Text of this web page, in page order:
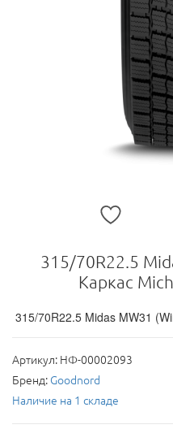
315/70R22.5
Каркас
315/70R22.5 Midas MW31
Артикул: НФ-00002093
Бренд: Goodnord
Наличие на 1 складе